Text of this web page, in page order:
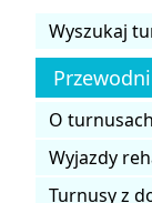
Wyszukaj
O
Wyjazdy
Turnusy z